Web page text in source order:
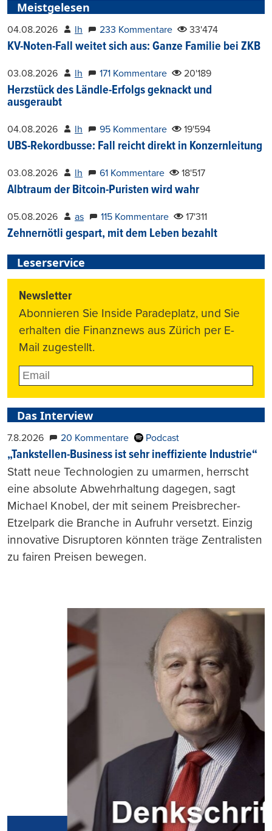
Meistgelesen
04.08.2026 lh 233 Kommentare 33'474
KV-Noten-Fall weitet sich aus: Ganze Familie bei ZKB
03.08.2026 lh 171 Kommentare 20'189
Herzstück des Ländle-Erfolgs geknackt und
ausgeraubt
04.08.2026 lh 95 Kommentare 19'594
UBS-Rekordbusse: Fall reicht direkt in Konzernleitung
03.08.2026 lh 61 Kommentare 18'517
Albtraum der Bitcoin-Puristen wird wahr
05.08.2026 as 115 Kommentare 17'311
Zehnernötli gespart, mit dem Leben bezahlt
Leserservice
Newsletter
Abonnieren Sie Inside Paradeplatz, und Sie
erhalten die Finanznews aus Zürich per E-
Mail zugestellt.
Das Interview
7.8.2026 20 Kommentare Podcast
„Tankstellen-Business ist sehr ineffiziente Industrie“
Statt neue Technologien zu umarmen, herrscht
eine absolute Abwehrhaltung dagegen, sagt
Michael Knobel, der mit seinem Preisbrecher-
Etzelpark die Branche in Aufruhr versetzt. Einzig
innovative Disruptoren könnten träge Zentralisten
zu fairen Preisen bewegen.